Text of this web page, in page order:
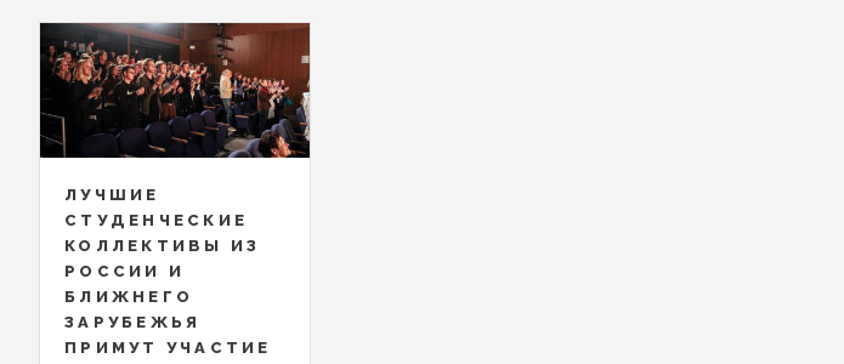
ЛУЧШИЕ
СТУДЕНЧЕСКИЕ
КОЛЛЕКТИВЫ ИЗ
РОССИИ И
БЛИЖНЕГО
ЗАРУБЕЖЬЯ
ПРИМУТ УЧАСТИЕ